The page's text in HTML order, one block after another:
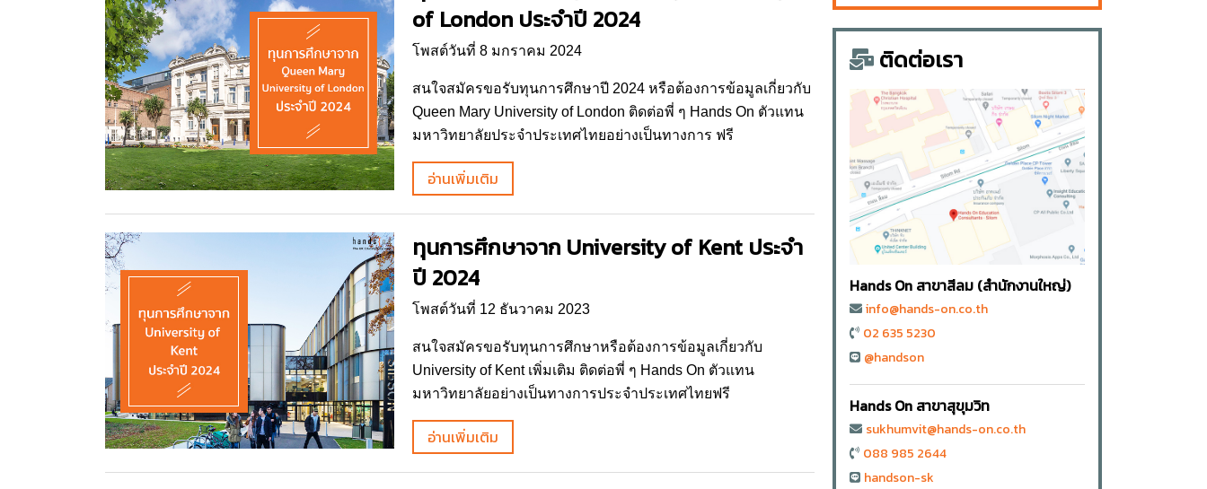
of London ประจำปี 2024
โพสต์วันที่ 8 มกราคม 2024
สนใจสมัครขอรับทุนการศึกษาปี 2024 หรือต้องการข้อมูลเกี่ยวกับ
Queen Mary University of London ติดต่อพี่ ๆ Hands On ตัวแทน
มหาวิทยาลัยประจำประเทศไทยอย่างเป็นทางการ ฟรี
อ่านเพิ่มเติม
ทุนการศึกษาจาก University of Kent ประจำ
ปี 2024
โพสต์วันที่ 12 ธันวาคม 2023
สนใจสมัครขอรับทุนการศึกษาหรือต้องการข้อมูลเกี่ยวกับ
University of Kent เพิ่มเติม ติดต่อพี่ ๆ Hands On ตัวแทน
มหาวิทยาลัยอย่างเป็นทางการประจำประเทศไทยฟรี
อ่านเพิ่มเติม
ติดต่อเรา
Hands On สาขาสีลม (สำนักงานใหญ่)
info@hands-on.co.th
02 635 5230
@handson
Hands On สาขาสุขุมวิท
sukhumvit@hands-on.co.th
088 985 2644
handson-sk